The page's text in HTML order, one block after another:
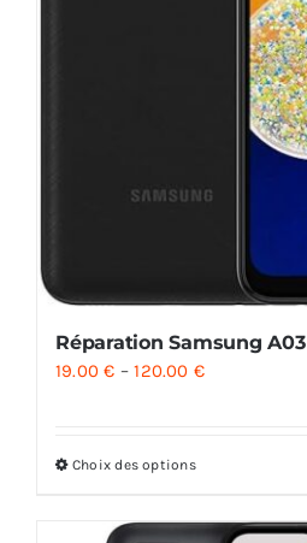
Réparation Samsung A03
19.00€ –120.00 €
Choix des options